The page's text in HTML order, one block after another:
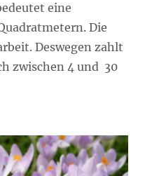
eine
Die
Deswegen zahlt
zwischen 4 und 30